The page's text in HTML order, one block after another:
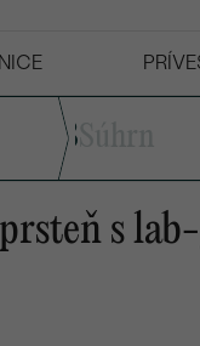
3
s